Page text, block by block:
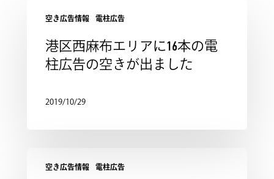
空き広告情報 電柱広告
港区西麻布エリアに16本の電
柱広告の空きが出ました
2019/10/29
空き広告情報 電柱広告